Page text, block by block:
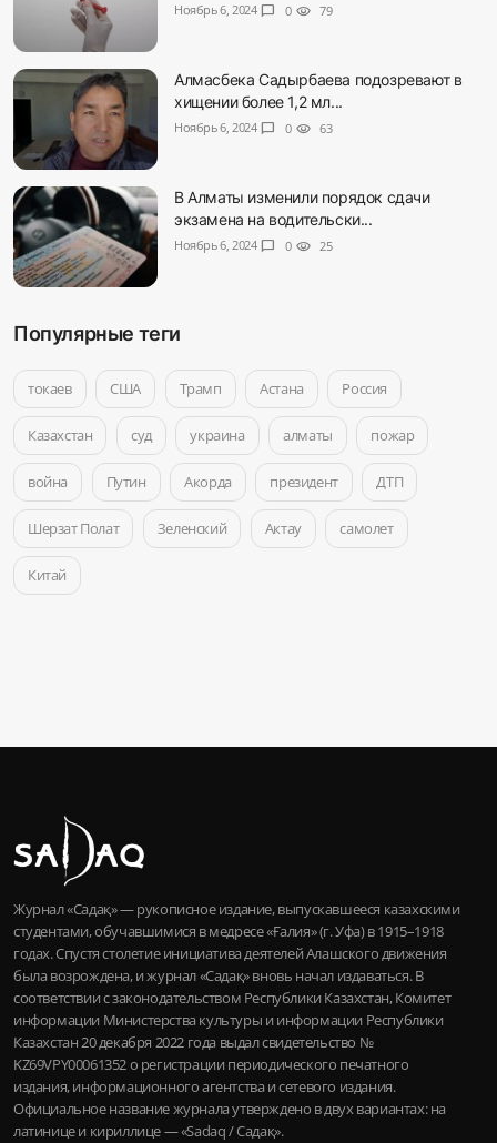
Ноябрь 6, 2024 chat_bubble 0 visibility 79
Алмасбека Садырбаева подозревают в
хищении более 1,2 мл...
Ноябрь 6, 2024 chat_bubble 0 visibility 63
В Алматы изменили порядок сдачи
экзамена на водительски...
Ноябрь 6, 2024 chat_bubble 0 visibility 25
Популярные теги
токаев США Трамп Астана Россия
Казахстан суд украина алматы пожар
война Путин Акорда президент ДТП
Шерзат Полат Зеленский Актау самолет
Китай
Журнал «Садақ» — рукописное издание, выпускавшееся казахскими
студентами, обучавшимися в медресе «Ғалия» (г. Уфа) в 1915–1918
годах. Спустя столетие инициатива деятелей Алашского движения
была возрождена, и журнал «Садақ» вновь начал издаваться. В
соответствии с законодательством Республики Казахстан, Комитет
информации Министерства культуры и информации Республики
Казахстан 20 декабря 2022 года выдал свидетельство №
KZ69VPY00061352 о регистрации периодического печатного
издания, информационного агентства и сетевого издания.
Официальное название журнала утверждено в двух вариантах: на
латинице и кириллице — «Sadaq / Садақ».